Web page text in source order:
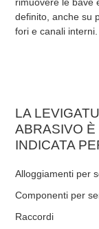
definito, anche su
fori e canali interni.
LA
ABRASIVO
INDICATA
Alloggiamenti per
Componenti per
Raccordi